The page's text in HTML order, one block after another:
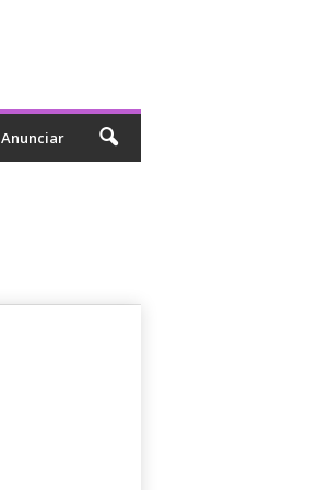
Anunciar